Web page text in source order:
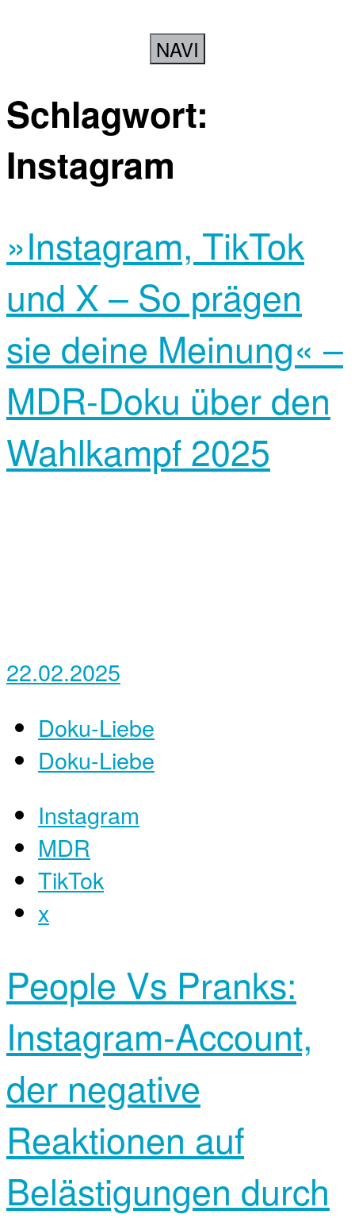
NAVI
Schlagwort:
Instagram
»Instagram, TikTok
und X – So prägen
sie deine Meinung« –
MDR-Doku über den
Wahlkampf 2025
22.02.2025
Doku-Liebe
Doku-Liebe
Instagram
MDR
TikTok
x
People Vs Pranks:
Instagram-Account,
der negative
Reaktionen auf
Belästigungen durch